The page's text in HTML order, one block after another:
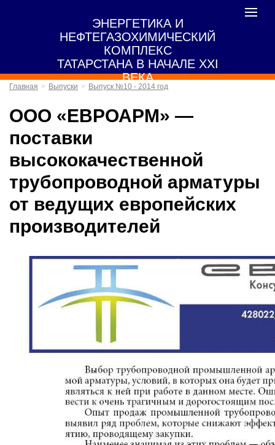
ЭНЕРГЕТИКА И
НЕФТЕГАЗОХИМИЧЕСКИЙ
КОМПЛЕКС
ТАТАРСТАНА В НАЧАЛЕ XXI
ВЕКА
Toggle
Главная Выпуски Выпуск №10 - 2014 год
ООО «ЕВРОАРМ» —
поставки
высококачественной
трубопроводной арматуры
от ведущих европейских
производителей